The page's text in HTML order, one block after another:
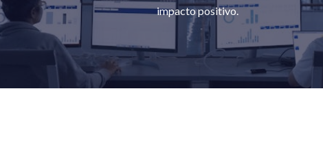
impacto positivo.